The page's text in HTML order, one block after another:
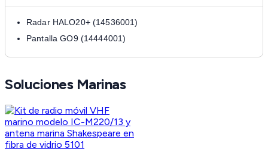
Radar HALO20+ (14536001)
Pantalla GO9 (14444001)
Soluciones Marinas